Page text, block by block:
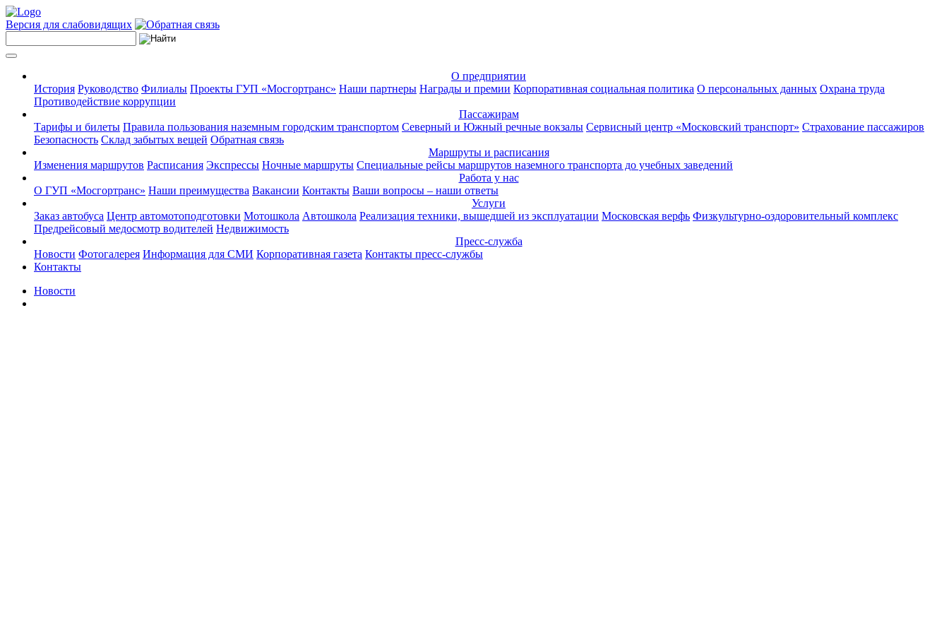
Версия для слабовидящих
О предприятии
История Руководство Филиалы Проекты ГУП «Мосгортранс» Наши партнеры Награды и премии Корпоративная социальная политика О персональных данных Охрана труда
Противодействие коррупции
Пассажирам
Тарифы и билеты Правила пользования наземным городским транспортом Северный и Южный речные вокзалы Сервисный центр «Московский транспорт» Страхование пассажиров
Безопасность Склад забытых вещей Обратная связь
Маршруты и расписания
Изменения маршрутов Расписания Экспрессы Ночные маршруты Специальные рейсы маршрутов наземного транспорта до учебных заведений
Работа у нас
О ГУП «Мосгортранс» Наши преимущества Вакансии Контакты Ваши вопросы – наши ответы
Услуги
Заказ автобуса Центр автомотоподготовки Мотошкола Автошкола Реализация техники, вышедшей из эксплуатации Московская верфь Физкультурно-оздоровительный комплекс
Предрейсовый медосмотр водителей Недвижимость
Пресс-служба
Новости Фотогалерея Информация для СМИ Корпоративная газета Контакты пресс-службы
Контакты
Новости